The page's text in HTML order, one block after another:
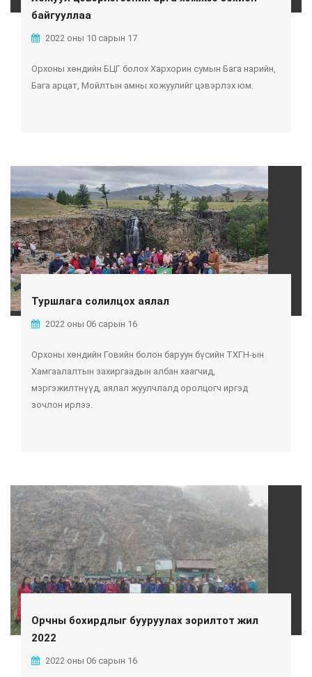
байгууллаа
2022 оны 10 сарын 17
Орхоны хөндийн БЦГ болох Хархорин сумын Бага нарийн,
Бага арцат, Мойлтын амны хожуулийг цэвэрлэх юм.
Туршлага солилцох аялал
2022 оны 06 сарын 16
Орхоны хөндийн Говийн болон баруун бүсийн ТХГН-ын
Хамгаалалтын захиргаадын албан хаагчид,
мэргэжилтнүүд, аялал жуулчлалд оролцогч иргэд
зочлон ирлээ.
Орчны бохирдлыг бууруулах зорилтот жил
2022
2022 оны 06 сарын 16